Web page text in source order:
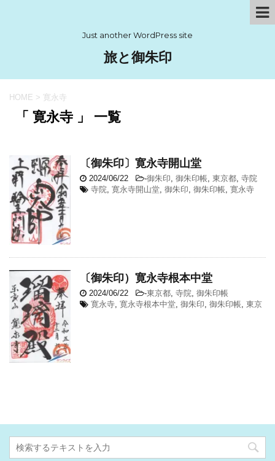
Just another WordPress site
旅と御朱印
HOME > 寛永寺
「 寛永寺 」 一覧
〔御朱印〕寛永寺開山堂
2024/06/22 -御朱印, 御朱印帳, 東京都, 寺院
寺院, 寛永寺開山堂, 御朱印, 御朱印帳, 寛永寺
〔御朱印）寛永寺根本中堂
2024/06/22 -東京都 寺院 御朱印帳
寛永寺 寛永寺根本中堂 御朱印 御朱印帳 東京